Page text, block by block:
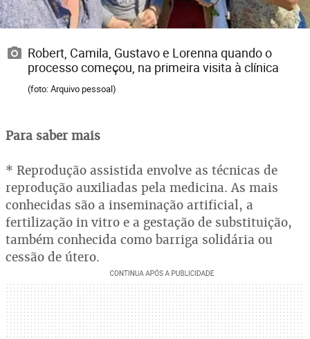
Robert, Camila, Gustavo e Lorenna quando o
processo começou, na primeira visita à clínica
(foto: Arquivo pessoal)
Para saber mais
* Reprodução assistida envolve as técnicas de
reprodução auxiliadas pela medicina. As mais
conhecidas são a inseminação artificial, a
fertilização in vitro e a gestação de substituição,
também conhecida como barriga solidária ou
cessão de útero.